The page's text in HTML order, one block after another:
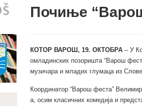
Почиње
КОТОР ВАРОШ, 19. ОКТОБРА– У
омладинских позоришта “Варош
музичара и младих глумаца из
Координатор “Варош феста”
а, осим класичних комедија и